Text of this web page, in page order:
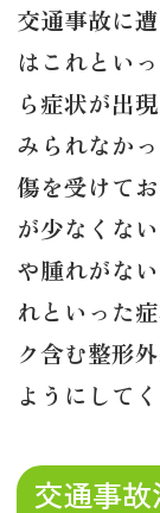
交通事故に
はこれとい
ら症状が出
みられなか
傷を受けて
が少なくな
や腫れがな
れといった
ク含む整形
ようにしてく
交通事